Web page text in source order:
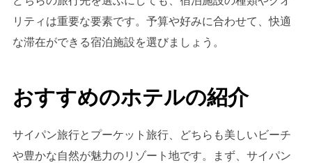
リティは重要な要素です。予算や好みに合わせて、快適
な滞在ができる宿泊施設を選びましょう。
おすすめのホテルの紹介
サイパン旅行とプーケット旅行、どちらも美しいビーチ
や豊かな自然が魅力のリゾート地です。まず、サイパン